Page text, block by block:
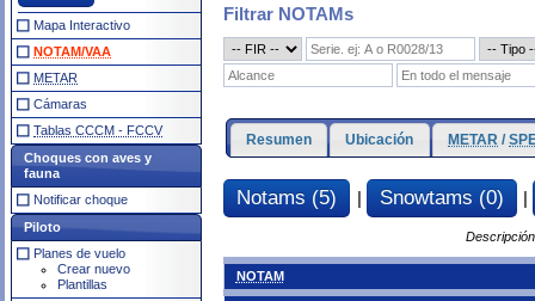
Filtrar NOTAMs
Resumen Ubicación METAR /
Notams (5) | Snowtams (0) |
NOTAM
Mapa Interactivo
NOTAM/VAA
METAR
Cámaras
Tablas CCCM - FCCV
Choques con aves y
fauna
Notificar choque
Piloto
Planes de vuelo
Crear nuevo
Plantillas